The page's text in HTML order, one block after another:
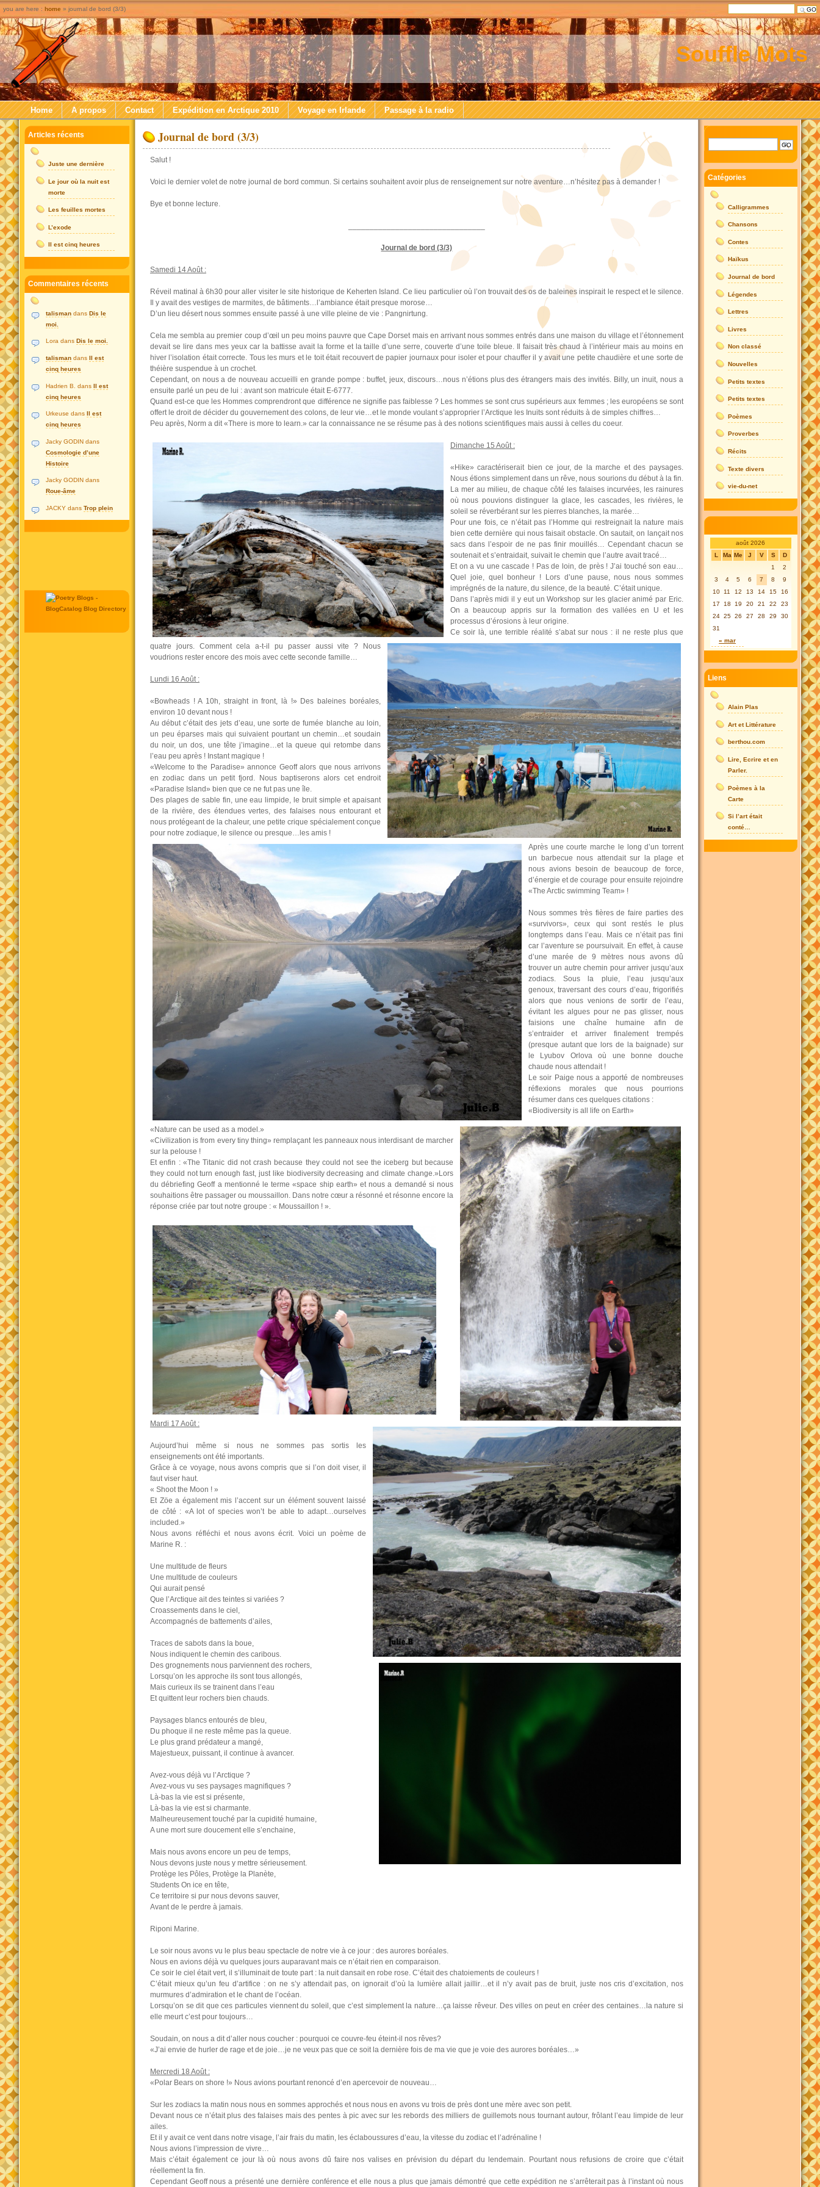
Souffle Mots
Home A propos Contact Expédition en Arctique 2010 Voyage en Irlande Passage à la radio
Journal de bord (3/3)
Salut !
Voici le dernier volet de notre journal de bord commun. Si certains souhaitent avoir plus de renseignement sur notre aventure…n’hésitez pas à demander !
Bye et bonne lecture.
Journal de bord (3/3)
Samedi 14 Août :
Réveil matinal à 6h30 pour aller visiter le site historique de Keherten Island. Ce lieu particulier où l’on trouvait des os de baleines inspirait le respect et le silence.
Il y avait des vestiges de marmites, de bâtiments…l’ambiance était presque morose…
D’un lieu désert nous sommes ensuite passé à une ville pleine de vie : Pangnirtung.
Cela me sembla au premier coup d’œil un peu moins pauvre que Cape Dorset mais en arrivant nous sommes entrés dans une maison du village et l’étonnement
devait se lire dans mes yeux car la battisse avait la forme et la taille d’une serre, couverte d’une toile bleue. Il faisait très chaud à l’intérieur mais au moins en
hiver l’isolation était correcte. Tous les murs et le toit était recouvert de papier journaux pour isoler et pour chauffer il y avait une petite chaudière et une sorte de
théière suspendue à un crochet.
Cependant, on nous a de nouveau accueilli en grande pompe : buffet, jeux, discours…nous n’étions plus des étrangers mais des invités. Billy, un inuit, nous a
ensuite parlé un peu de lui : avant son matricule était E-6777.
Quand est-ce que les Hommes comprendront que différence ne signifie pas faiblesse ? Les hommes se sont crus supérieurs aux femmes ; les européens se sont
offert le droit de décider du gouvernement des colons, de leur vie…et le monde voulant s’approprier l’Arctique les Inuits sont réduits à de simples chiffres…
Peu après, Norm a dit «There is more to learn.» car la connaissance ne se résume pas à des notions scientifiques mais aussi à celles du coeur.
Dimanche 15 Août :
«Hike» caractériserait bien ce jour, de la marche et des paysages.
Nous étions simplement dans un rêve, nous sourions du début à la fin.
La mer au milieu, de chaque côté les falaises incurvées, les rainures
où nous pouvions distinguer la glace, les cascades, les rivières, le
soleil se réverbérant sur les pierres blanches, la marée…
Pour une fois, ce n’était pas l’Homme qui restreignait la nature mais
bien cette dernière qui nous faisait obstacle. On sautait, on lançait nos
sacs dans l’espoir de ne pas finir mouillés… Cependant chacun se
soutenait et s’entraidait, suivait le chemin que l’autre avait tracé…
Et on a vu une cascade ! Pas de loin, de près ! J’ai touché son eau…
Quel joie, quel bonheur ! Lors d’une pause, nous nous sommes
imprégnés de la nature, du silence, de la beauté. C’était unique.
Dans l’après midi il y eut un Workshop sur les glacier animé par Eric.
On a beaucoup appris sur la formation des vallées en U et les
processus d’érosions à leur origine.
Ce soir là, une terrible réalité s’abat sur nous : il ne reste plus que
quatre jours. Comment cela a-t-il pu passer aussi vite ? Nous
voudrions rester encore des mois avec cette seconde famille…
Lundi 16 Août :
«Bowheads ! A 10h, straight in front, là !» Des baleines boréales,
environ 10 devant nous !
Au début c’était des jets d’eau, une sorte de fumée blanche au loin,
un peu éparses mais qui suivaient pourtant un chemin…et soudain
du noir, un dos, une tête j’imagine…et la queue qui retombe dans
l’eau peu après ! Instant magique !
«Welcome to the Paradise» annonce Geoff alors que nous arrivons
en zodiac dans un petit fjord. Nous baptiserons alors cet endroit
«Paradise Island» bien que ce ne fut pas une île.
Des plages de sable fin, une eau limpide, le bruit simple et apaisant
de la rivière, des étendues vertes, des falaises nous entourant et
nous protégeant de la chaleur, une petite crique spécialement conçue
pour notre zodiaque, le silence ou presque…les amis !
Après une courte marche le long d’un torrent
un barbecue nous attendait sur la plage et
nous avions besoin de beaucoup de force,
d’énergie et de courage pour ensuite rejoindre
«The Arctic swimming Team» !
Nous sommes très fières de faire parties des
«survivors», ceux qui sont restés le plus
longtemps dans l’eau. Mais ce n’était pas fini
car l’aventure se poursuivait. En effet, à cause
d’une marée de 9 mètres nous avons dû
trouver un autre chemin pour arriver jusqu’aux
zodiacs. Sous la pluie, l’eau jusqu’aux
genoux, traversant des cours d’eau, frigorifiés
alors que nous venions de sortir de l’eau,
évitant les algues pour ne pas glisser, nous
faisions une chaîne humaine afin de
s’entraider et arriver finalement trempés
(presque autant que lors de la baignade) sur
le Lyubov Orlova où une bonne douche
chaude nous attendait !
Le soir Paige nous a apporté de nombreuses
réflexions morales que nous pourrions
résumer dans ces quelques citations :
«Biodiversity is all life on Earth»
«Nature can be used as a model.»
«Civilization is from every tiny thing» remplaçant les panneaux nous interdisant de marcher
sur la pelouse !
Et enfin : «The Titanic did not crash because they could not see the iceberg but because
they could not turn enough fast, just like biodiversity decreasing and climate change.»Lors
du débriefing Geoff a mentionné le terme «space ship earth» et nous a demandé si nous
souhaitions être passager ou moussaillon. Dans notre cœur a résonné et résonne encore la
réponse criée par tout notre groupe : « Moussaillon ! ».
Mardi 17 Août :
Aujourd’hui même si nous ne sommes pas sortis les
enseignements ont été importants.
Grâce à ce voyage, nous avons compris que si l’on doit viser, il
faut viser haut.
« Shoot the Moon ! »
Et Zöe a également mis l’accent sur un élément souvent laissé
de côté : «A lot of species won’t be able to adapt…ourselves
included.»
Nous avons réfléchi et nous avons écrit. Voici un poème de
Marine R. :
Une multitude de fleurs
Une multitude de couleurs
Qui aurait pensé
Que l’Arctique ait des teintes si variées ?
Croassements dans le ciel,
Accompagnés de battements d’ailes,
Traces de sabots dans la boue,
Nous indiquent le chemin des caribous.
Des grognements nous parviennent des rochers,
Lorsqu’on les approche ils sont tous allongés,
Mais curieux ils se trainent dans l’eau
Et quittent leur rochers bien chauds.
Paysages blancs entourés de bleu,
Du phoque il ne reste même pas la queue.
Le plus grand prédateur a mangé,
Majestueux, puissant, il continue à avancer.
Avez-vous déjà vu l’Arctique ?
Avez-vous vu ses paysages magnifiques ?
Là-bas la vie est si présente,
Là-bas la vie est si charmante.
Malheureusement touché par la cupidité humaine,
A une mort sure doucement elle s’enchaine,
Mais nous avons encore un peu de temps,
Nous devons juste nous y mettre sérieusement.
Protège les Pôles, Protège la Planète,
Students On ice en tête,
Ce territoire si pur nous devons sauver,
Avant de le perdre à jamais.
Riponi Marine.
Le soir nous avons vu le plus beau spectacle de notre vie à ce jour : des aurores boréales.
Nous en avions déjà vu quelques jours auparavant mais ce n’était rien en comparaison.
Ce soir le ciel était vert, il s’illuminait de toute part : la nuit dansait en robe rose. C’était des chatoiements de couleurs !
C’était mieux qu’un feu d’artifice : on ne s’y attendait pas, on ignorait d’où la lumière allait jaillir…et il n’y avait pas de bruit, juste nos cris d’excitation, nos
murmures d’admiration et le chant de l’océan.
Lorsqu’on se dit que ces particules viennent du soleil, que c’est simplement la nature…ça laisse rêveur. Des villes on peut en créer des centaines…la nature si
elle meurt c’est pour toujours…
Soudain, on nous a dit d’aller nous coucher : pourquoi ce couvre-feu éteint-il nos rêves?
«J’ai envie de hurler de rage et de joie…je ne veux pas que ce soit la dernière fois de ma vie que je voie des aurores boréales…»
Mercredi 18 Août :
«Polar Bears on shore !» Nous avions pourtant renoncé d’en apercevoir de nouveau…
Sur les zodiacs la matin nous nous en sommes approchés et nous nous en avons vu trois de près dont une mère avec son petit.
Devant nous ce n’était plus des falaises mais des pentes à pic avec sur les rebords des milliers de guillemots nous tournant autour, frôlant l’eau limpide de leur
ailes.
Et il y avait ce vent dans notre visage, l’air frais du matin, les éclaboussures d’eau, la vitesse du zodiac et l’adrénaline !
Nous avions l’impression de vivre…
Mais c’était également ce jour là où nous avons dû faire nos valises en prévision du départ du lendemain. Pourtant nous refusions de croire que c’était
réellement la fin.
Cependant Geoff nous a présenté une dernière conférence et elle nous a plus que jamais démontré que cette expédition ne s’arrêterait pas à l’instant où nous
Articles récents
Juste une dernière
Le jour où la nuit est
morte
Les feuilles mortes
L’exode
Il est cinq heures
Commentaires récents
talismandans Dis le
moi.
Lora dans Dis le moi.
talismandans Il est
cinq heures
Hadrien B. dans Il est
cinq heures
Urkeuse dans Il est
cinq heures
Jacky GODIN dans
Cosmologie d’une
Histoire
Jacky GODIN dans
Roue-âme
JACKY dans Trop plein
Catégories
Calligrammes
Chansons
Contes
Haïkus
Journal de bord
Légendes
Lettres
Livres
Non classé
Nouvelles
Petits textes
Petits textes
Poèmes
Proverbes
Récits
Texte divers
vie-du-net
août 2026
L
Ma Me J V S D
« mar
1
2
3
4 5 6 7 8
9
10
11 12 13 14 15
16
17
18 19 20 21 22
23
24 25 26 27 28 29
30
31
Liens
Alain Plas
Art et Littérature
berthou.com
Lire, Ecrire et en
Parler.
Poèmes à la
Carte
Si l’art était
conté…
you are here : home » journal de bord (3/3)